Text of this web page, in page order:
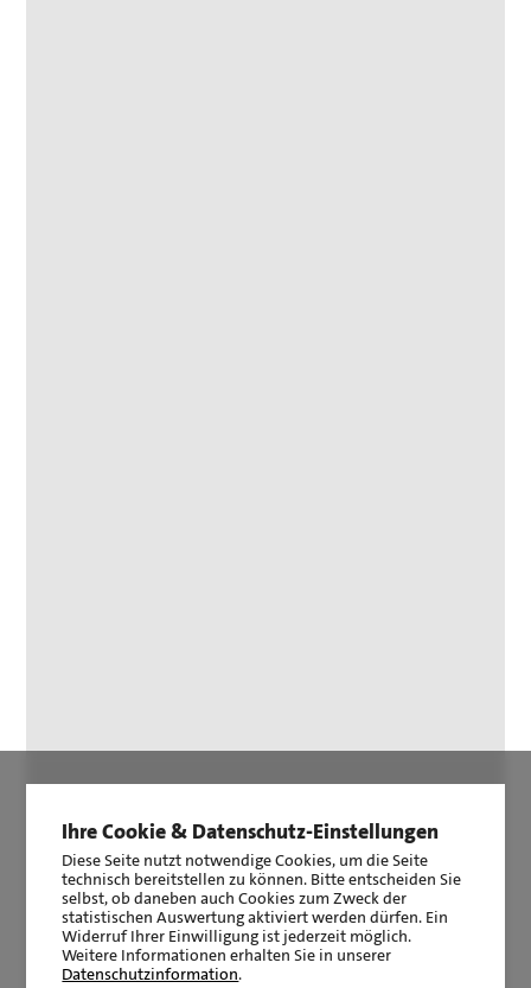
Ihre Cookie & Datenschutz-Einstellungen
Diese Seite nutzt notwendige Cookies, um die Seite
technisch bereitstellen zu können. Bitte entscheiden Sie
selbst, ob daneben auch Cookies zum Zweck der
statistischen Auswertung aktiviert werden dürfen. Ein
Widerruf Ihrer Einwilligung ist jederzeit möglich.
Weitere Informationen erhalten Sie in unserer
Datenschutzinformation.